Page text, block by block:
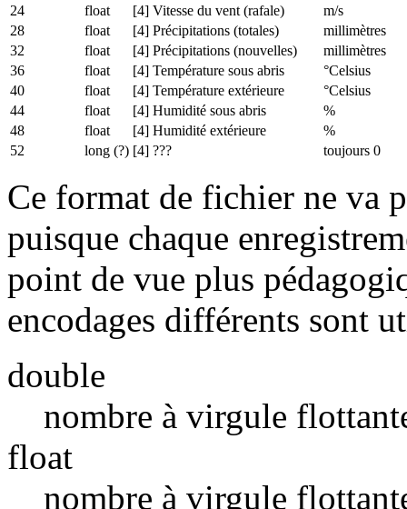
24
float [4] Vitesse du vent (rafale)
m/s
28
float [4] Précipitations (totales)
millimètres
32
float [4] Précipitations (nouvelles)
millimètres
36
float [4] Température sous abris
°Celsius
40
float [4] Température extérieure
°Celsius
44
float [4] Humidité sous abris
%
48
float [4] Humidité extérieure
%
52
long (?) [4] ??? toujours 0
Ce format de fichier ne va
puisque chaque
point de vue plus
encodages différents sont
double
nombre à virgule
float
nombre à virgule